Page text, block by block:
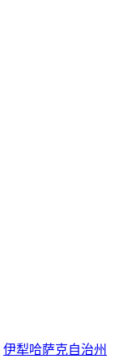
伊犁哈萨克自治州